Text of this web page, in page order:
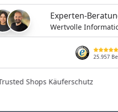
Experten-
Wertvolle
25.957
Shops Käuferschutz